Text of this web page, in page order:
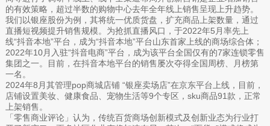
的有效策略，超过半数的购物中心去年全年线上销售呈现上升趋势。
我们以银座股份为例，其将统一优质货盘，扩充商品上架数量，通过
直播短视频提升销售规模。为抢抓直播风口，于2022年5月率先上
线“抖音本地”平台，成为“抖音本地”平台山东首家上线的商场综合体；
2022年10月入驻“抖音电商”平台，成为该平台全国仅有的7家连锁零售
集团之一。目前，在抖音本地平台的销售屡次夺得全国周榜、月榜第
一名。
2024年8月其管理pop商城店铺 “银座卖场店”在京东平台上线，目前，
店铺设置美妆、健康食品、宠物生活等9个专区，sku商品91款，正常
上架销售。
「零售商业评论」认为，传统百货商场创新模式及创新业态为行业打